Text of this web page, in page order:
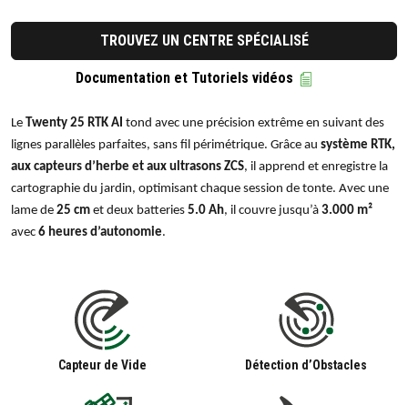
TROUVEZ UN CENTRE SPÉCIALISÉ
Documentation et Tutoriels vidéos
Le Twenty 25 RTK AI tond avec une précision extrême en suivant des
lignes parallèles parfaites, sans fil périmétrique. Grâce au système RTK,
aux capteurs d’herbe et aux ultrasons ZCS, il apprend et enregistre la
cartographie du jardin, optimisant chaque session de tonte. Avec une
lame de 25 cm et deux batteries 5.0 Ah, il couvre jusqu’à 3.000 m²
avec 6 heures d’autonomie.
Capteur de Vide Détection d’Obstacles